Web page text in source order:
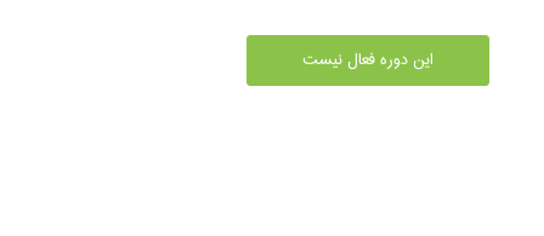
این دوره فعال نیست